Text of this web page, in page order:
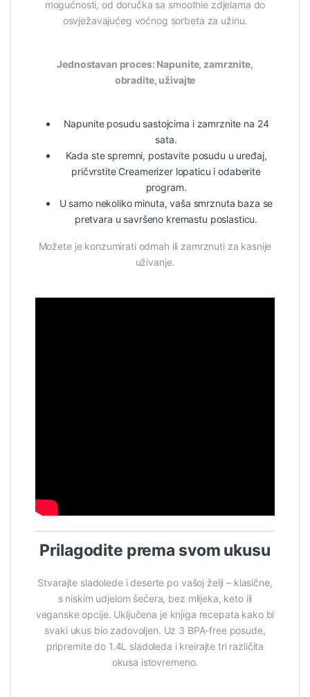
mogućnosti, od doručka sa smoothie zdjelama do
osvježavajućeg voćnog sorbeta za užinu.
Jednostavan proces: Napunite, zamrznite,
obradite, uživajte
Napunite posudu sastojcima i zamrznite na 24
sata.
Kada ste spremni, postavite posudu u uređaj,
pričvrstite Creamerizer lopaticu i odaberite
program.
U samo nekoliko minuta, vaša smrznuta baza se
pretvara u savršeno kremastu poslasticu.
Možete je konzumirati odmah ili zamrznuti za kasnije
uživanje.
Prilagodite prema svom ukusu
Stvarajte sladolede i deserte po vašoj želji – klasične,
s niskim udjelom šećera, bez mlijeka, keto ili
veganske opcije. Uključena je knjiga recepata kako bi
svaki ukus bio zadovoljen. Uz 3 BPA-free posude,
pripremite do 1.4L sladoleda i kreirajte tri različita
okusa istovremeno.